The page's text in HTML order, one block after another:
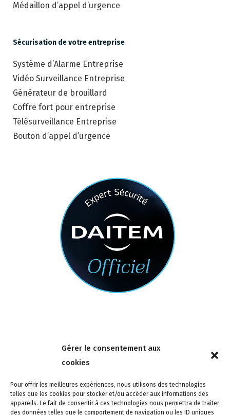
Gérer le consentement aux
cookies
Pour offrir les meilleures expériences, nous utilisons des technologies
telles que les cookies pour stocker et/ou accéder aux informations des
appareils. Le fait de consentir à ces technologies nous permettra de traiter
des données telles que le comportement de navigation ou les ID uniques
Médaillon d’appel d’urgence
Sécurisation de votre entreprise
Système d’Alarme Entreprise
Vidéo Surveillance Entreprise
Générateur de brouillard
Coffre fort pour entreprise
Télésurveillance Entreprise
Bouton d’appel d’urgence
4 rue de la Tour 85150 Les Achards